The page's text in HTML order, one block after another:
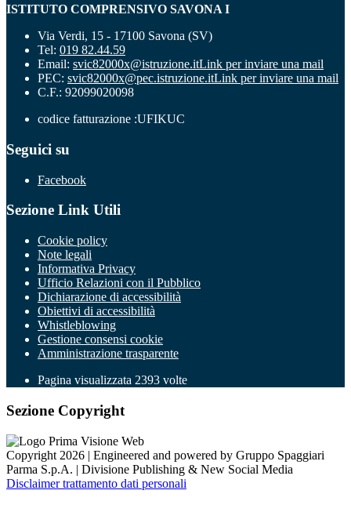
ISTITUTO COMPRENSIVO SAVONA I
Via Verdi, 15 - 17100 Savona (SV)
Tel: 019 82.44.59
Email: svic82000x@istruzione.itLink per inviare una mail
PEC: svic82000x@pec.istruzione.itLink per inviare una mail
C.F.: 92099020098
codice fatturazione :UFIKUC
Seguici su
Facebook
Sezione Link Utili
Cookie policy
Note legali
Informativa Privacy
Ufficio Relazioni con il Pubblico
Dichiarazione di accessibilità
Obiettivi di accessibilità
Whistleblowing
Gestione consensi cookie
Amministrazione trasparente
Pagina visualizzata 2393 volte
Sezione Copyright
Copyright 2026 | Engineered and powered by Gruppo Spaggiari
Parma S.p.A. | Divisione Publishing & New Social Media
Disclaimer trattamento dati personali